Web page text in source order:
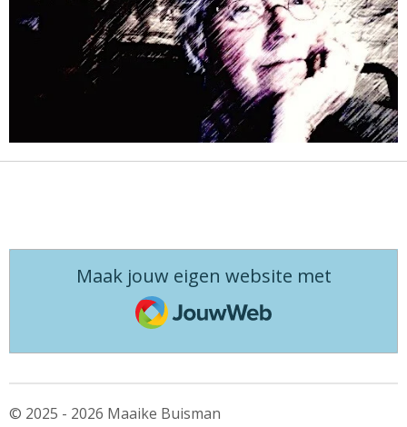
Maak jouw eigen website met
JouwWeb
© 2025 - 2026 Maaike Buisman